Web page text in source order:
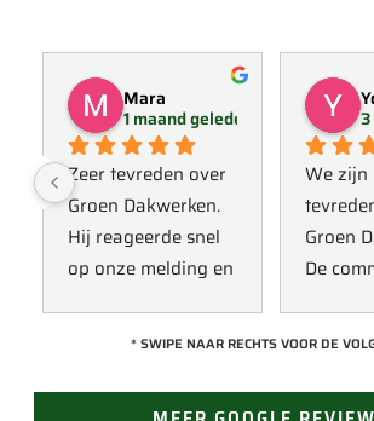
Mara
1 maand geleden
Zeer tevreden over
Groen Dakwerken.
Hij reageerde snel
op onze melding en
een collega kijken
Omdat een
3
We zijn
Groen
De
met
vak en
* SWIPE NAAR RECHTS VOOR DE